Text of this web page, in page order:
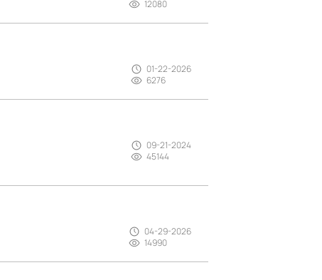
12080
01-22-2026
6276
09-21-2024
45144
04-29-2026
14990